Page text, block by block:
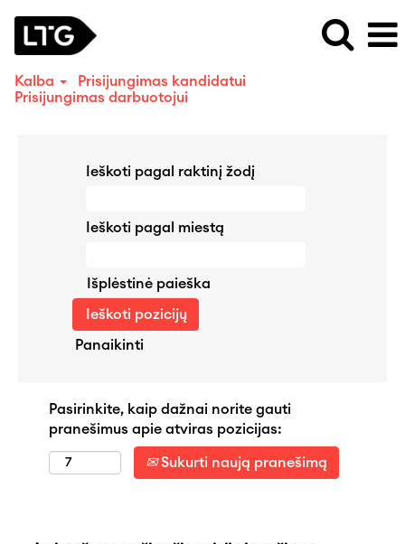
Kalba
Prisijungimas kandidatui
Prisijungimas darbuotojui
Ieškoti pagal raktinį žodį
Ieškoti pagal miestą
Išplėstinė paieška
Panaikinti
Pasirinkite, kaip dažnai norite gauti
pranešimus apie atviras pozicijas:
Sukurti naują pranešimą